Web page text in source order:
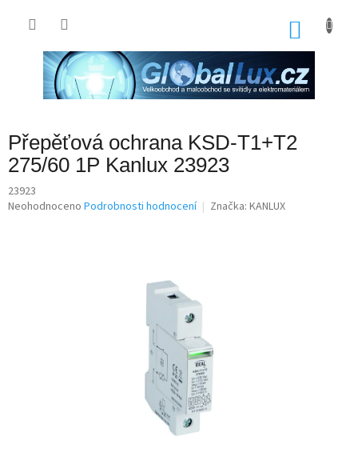
Přepěťová ochrana KSD-T1+T2
275/60 1P Kanlux 23923
23923
Průměrné
Neohodnoceno Podrobnosti hodnocení Značka: KANLUX